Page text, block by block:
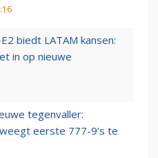
biedt LATAM kansen:
in op nieuwe
tegenvaller:
eerste 777-9’s te